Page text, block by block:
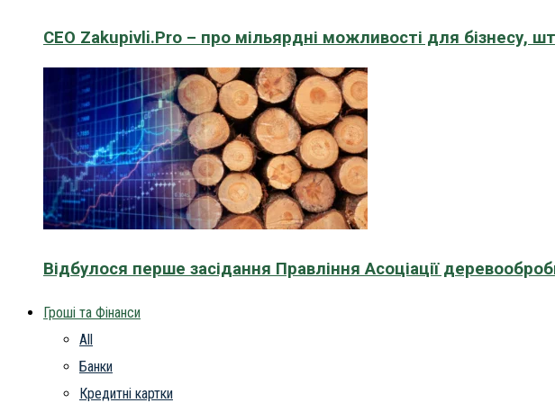
CEO Zakupivli.Pro – про мільярдні можливості для бізнесу,
Відбулося перше засідання Правління Асоціації
Гроші та Фінанси
All
Банки
Кредитні картки